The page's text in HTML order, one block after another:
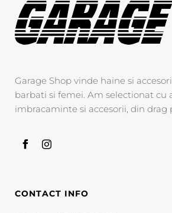
Garage Shop vinde haine si
barbati si femei. Am selectionat cu
imbracaminte si accesorii, din drag
CONTACT INFO